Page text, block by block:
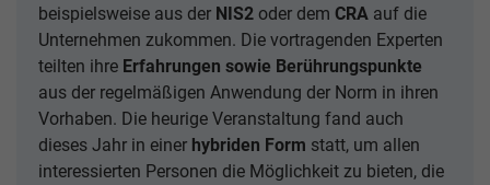
beispielsweise aus der NIS2 oder dem CRA auf die
Unternehmen zukommen. Die vortragenden Experten
teilten ihre Erfahrungen sowie Berührungspunkte
aus der regelmäßigen Anwendung der Norm in ihren
Vorhaben. Die heurige Veranstaltung fand auch
dieses Jahr in einer hybriden Form statt, um allen
interessierten Personen die Möglichkeit zu bieten, die